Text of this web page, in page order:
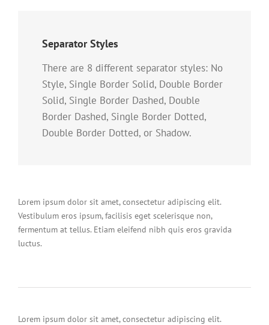
Separator Styles
There are 8 different separator styles: No
Style, Single Border Solid, Double Border
Solid, Single Border Dashed, Double
Border Dashed, Single Border Dotted,
Double Border Dotted, or Shadow.
Lorem ipsum dolor sit amet, consectetur adipiscing elit.
Vestibulum eros ipsum, facilisis eget scelerisque non,
fermentum at tellus. Etiam eleifend nibh quis eros gravida
luctus.
Lorem ipsum dolor sit amet, consectetur adipiscing elit.